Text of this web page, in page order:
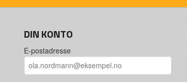
DIN KONTO
E-postadresse